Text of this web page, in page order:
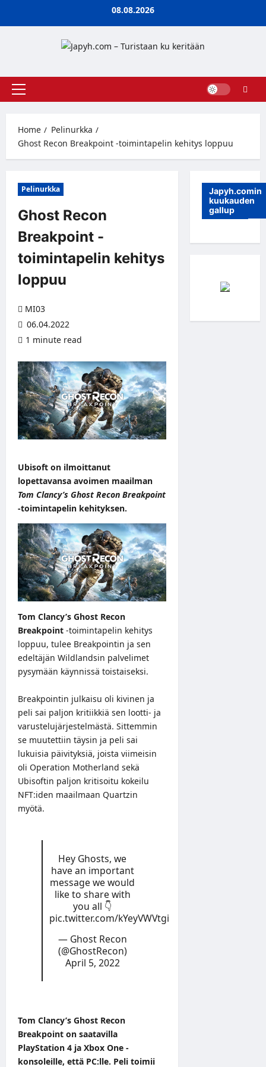
08.08.2026
Primary
Home
Pelinurkka
Ghost Recon Breakpoint -toimintapelin kehitys loppuu
Pelinurkka
Ghost Recon
Breakpoint -
toimintapelin kehitys
loppuu
MI03
06.04.2022
1 minute read
Ubisoft on ilmoittanut
lopettavansa avoimen maailman
Tom Clancy’s Ghost Recon Breakpoint
-toimintapelin kehityksen.
Tom Clancy’s Ghost Recon
Breakpoint -toimintapelin kehitys
loppuu, tulee Breakpointin ja sen
edeltäjän Wildlandsin palvelimet
pysymään käynnissä toistaiseksi.
Breakpointin julkaisu oli kivinen ja
peli sai paljon kritiikkiä sen lootti- ja
varustelujärjestelmästä. Sittemmin
se muutettiin täysin ja peli sai
lukuisia päivityksiä, joista viimeisin
oli Operation Motherland sekä
Ubisoftin paljon kritisoitu kokeilu
NFT:iden maailmaan Quartzin
myötä.
Hey Ghosts, we
have an important
message we would
like to share with
you all 👇
pic.twitter.com/kYeyVWVtgi
— Ghost Recon
(@GhostRecon)
April 5, 2022
Tom Clancy’s Ghost Recon
Breakpoint on saatavilla
PlayStation 4 ja Xbox One -
konsoleille, että PC:lle. Peli toimii
Japyh.comin
kuukauden
gallup